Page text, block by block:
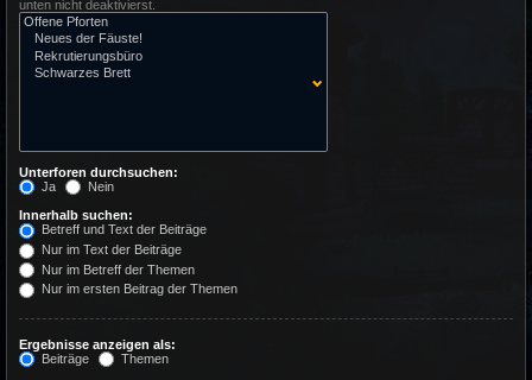
unten nicht deaktivierst.
Unterforen durchsuchen:
Ja
Nein
Innerhalb suchen:
Betreff und Text der Beiträge
Nur im Text der Beiträge
Nur im Betreff der Themen
Nur im ersten Beitrag der Themen
Ergebnisse anzeigen als:
Beiträge
Themen